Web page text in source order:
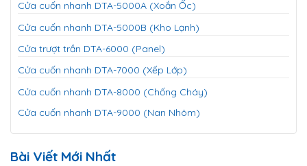
Cửa cuốn nhanh DTA-5000A (Xoắn Ốc)
Cửa cuốn nhanh DTA-5000B (Kho Lạnh)
Cửa trượt trần DTA-6000 (Panel)
Cửa cuốn nhanh DTA-7000 (Xếp Lớp)
Cửa cuốn nhanh DTA-8000 (Chống Cháy)
Cửa cuốn nhanh DTA-9000 (Nan Nhôm)
Bài Viết Mới Nhất